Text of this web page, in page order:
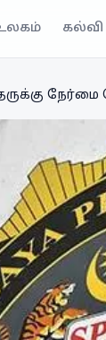
கல்வி
நேர்மை